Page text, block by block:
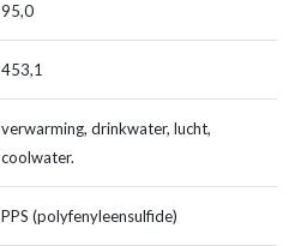
95,0
453,1
verwarming, drinkwater, lucht,
coolwater.
PPS (polyfenyleensulfide)